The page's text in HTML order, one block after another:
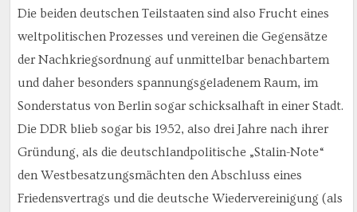
Die beiden deutschen Teilstaaten sind also Frucht eines
weltpolitischen Prozesses und vereinen die Gegensätze
der Nachkriegsordnung auf unmittelbar benachbartem
und daher besonders spannungsgeladenem Raum, im
Sonderstatus von Berlin sogar schicksalhaft in einer Stadt.
Die DDR blieb sogar bis 1952, also drei Jahre nach ihrer
Gründung, als die deutschlandpolitische „Stalin-Note“
den Westbesatzungsmächten den Abschluss eines
Friedensvertrags und die deutsche Wiedervereinigung (als